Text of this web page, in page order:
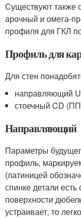
Существуют также
арочный и омега-
профиля для ГКЛ
Профиль для
Для стен
направляющий
стоечный CD
Направляющий
Параметры
профиль,
(латиницей
спинке детали
поверхности
устраивает, то